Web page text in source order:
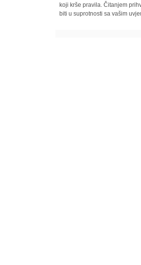
koji krše pravila. Čitanjem
biti u suprotnosti sa vašim